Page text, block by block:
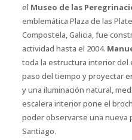
el Museo de las
emblemática Plaza de las
Compostela, Galicia, fue
actividad hasta el 2004.
toda la estructura interior del
paso del tiempo y proyectar
y una iluminación natural,
escalera interior pone el
poder observarse una nueva
Santiago.